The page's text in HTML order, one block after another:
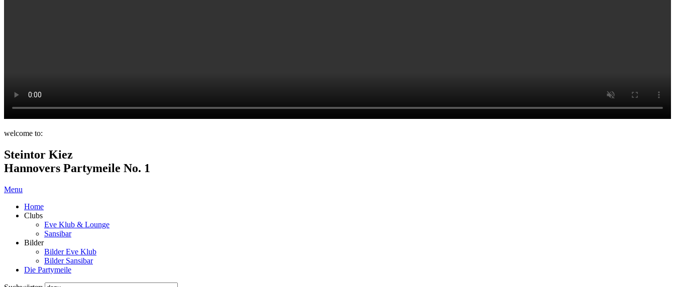
welcome to:
Steintor Kiez
Hannovers Partymeile No. 1
Menu
Home
Clubs
Eve Klub & Lounge
Sansibar
Bilder
Bilder Eve Klub
Bilder Sansibar
Die Partymeile